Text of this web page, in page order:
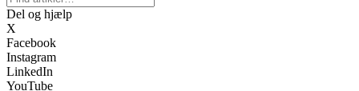
Del og hjælp
X
Facebook
Instagram
LinkedIn
YouTube